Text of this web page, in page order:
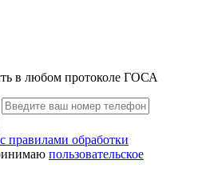
в любом протоколе ГОСА
правилами обработки
пользовательское